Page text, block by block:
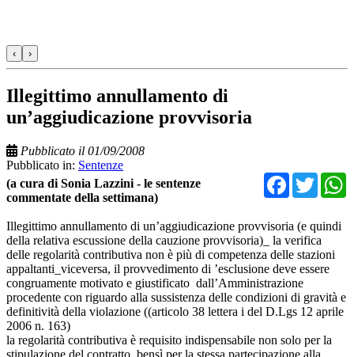
‹ ›
Illegittimo annullamento di
un’aggiudicazione provvisoria
Pubblicato il 01/09/2008
Pubblicato in: Sentenze
(a cura di Sonia Lazzini - le sentenze
commentate della settimana)
Illegittimo annullamento di un’aggiudicazione provvisoria (e quindi
della relativa escussione della cauzione provvisoria)_ la verifica
delle regolarità contributiva non è più di competenza delle stazioni
appaltanti_viceversa, il provvedimento di ’esclusione deve essere
congruamente motivato e giustificato dall’Amministrazione
procedente con riguardo alla sussistenza delle condizioni di gravità e
definitività della violazione ((articolo 38 lettera i del D.Lgs 12 aprile
2006 n. 163)
la regolarità contributiva è requisito indispensabile non solo per la
stipulazione del contratto, bensì per la stessa partecipazione alla